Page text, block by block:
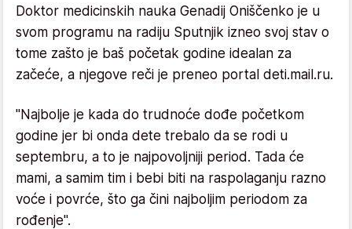
Doktor medicinskih nauka Genadij Oniščenko je u
svom programu na radiju Sputnjik izneo svoj stav o
tome zašto je baš početak godine idealan za
začeće, a njegove reči je preneo portal deti.mail.ru.
"Najbolje je kada do trudnoće dođe početkom
godine jer bi onda dete trebalo da se rodi u
septembru, a to je najpovoljniji period. Tada će
mami, a samim tim i bebi biti na raspolaganju razno
voće i povrće, što ga čini najboljim periodom za
rođenje".